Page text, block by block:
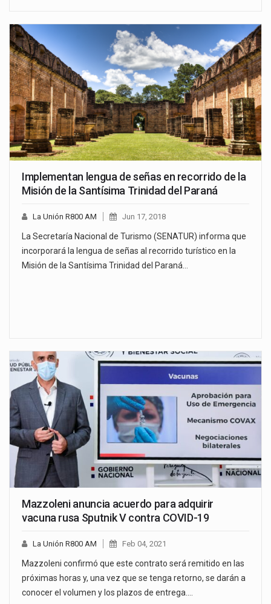
Implementan lengua de señas en recorrido de la
Misión de la Santísima Trinidad del Paraná
La Unión R800 AM Jun 17, 2018
La Secretaría Nacional de Turismo (SENATUR) informa que
incorporará la lengua de señas al recorrido turístico en la
Misión de la Santísima Trinidad del Paraná…
Mazzoleni anuncia acuerdo para adquirir
vacuna rusa Sputnik V contra COVID-19
La Unión R800 AM Feb 04, 2021
Mazzoleni confirmó que este contrato será remitido en las
próximas horas y, una vez que se tenga retorno, se darán a
conocer el volumen y los plazos de entrega.…